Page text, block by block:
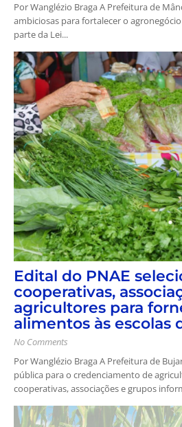
Por Wanglézio Braga A Prefeitura de
ambiciosas para fortalecer o agronegócio
parte da Lei...
Edital do PNAE
cooperativas,
agricultores para
alimentos às escolas
No Comments
Por Wanglézio Braga A Prefeitura de
pública para o credenciamento de
cooperativas, associações e grupos